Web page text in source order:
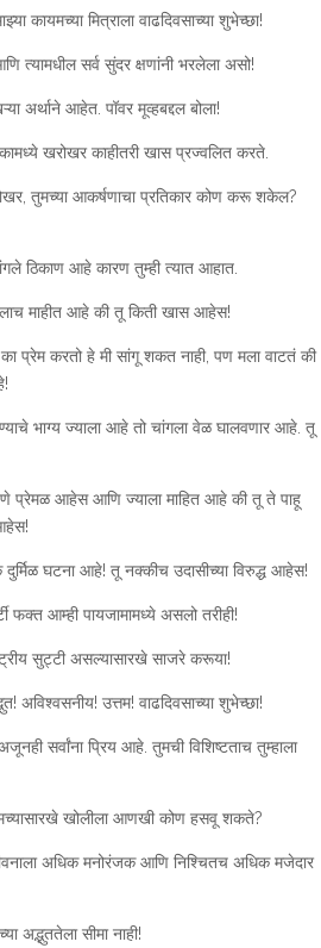
मित्राला वाढदिवसाच्या शुभेच्छा!
त्यामधील सर्व सुंदर क्षणांनी भरलेला असो!
अर्थाने आहेत. पॉवर मूव्हबद्दल बोला!
खरोखर काहीतरी खास प्रज्वलित करते.
तुमच्या आकर्षणाचा प्रतिकार कोण करू शकेल?
ठिकाण आहे कारण तुम्ही त्यात आहात.
माहीत आहे की तू किती खास आहेस!
प्रेम करतो हे मी सांगू शकत नाही, पण मला वाटतं की
भाग्य ज्याला आहे तो चांगला वेळ घालवणार आहे. तू
प्रेमळ आहेस आणि ज्याला माहित आहे की तू ते पाहू
दुर्मिळ घटना आहे! तू नक्कीच उदासीच्या विरुद्ध आहेस!
फक्त आम्ही पायजामामध्ये असलो तरीही!
सुट्टी असल्यासारखे साजरे करूया!
उत्तम! वाढदिवसाच्या शुभेच्छा!
सर्वांना प्रिय आहे. तुमची विशिष्टताच तुम्हाला
तुमच्यासारखे खोलीला आणखी कोण हसवू शकते?
अधिक मनोरंजक आणि निश्चितच अधिक मजेदार
अद्भुततेला सीमा नाही!